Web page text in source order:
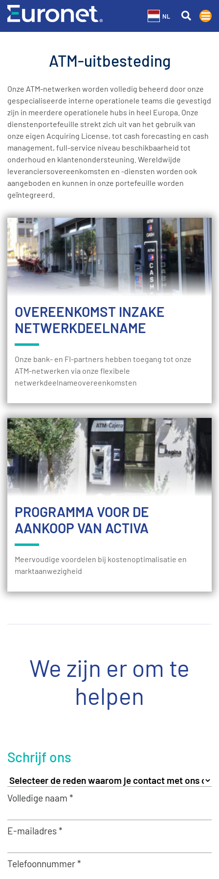
NL
ATM-uitbesteding
Onze ATM-netwerken worden volledig beheerd door onze
gespecialiseerde interne operationele teams die gevestigd
zijn in meerdere operationele hubs in heel Europa. Onze
dienstenportefeuille strekt zich uit van het gebruik van
onze eigen Acquiring License, tot cash forecasting en cash
management, full-service niveau beschikbaarheid tot
onderhoud en klantenondersteuning. Wereldwijde
leveranciersovereenkomsten en -diensten worden ook
aangeboden en kunnen in onze portefeuille worden
geïntegreerd.
OVEREENKOMST INZAKE
NETWERKDEELNAME
Onze bank- en FI-partners hebben toegang tot onze
ATM-netwerken via onze flexibele
netwerkdeelnameovereenkomsten
PROGRAMMA VOOR DE
AANKOOP VAN ACTIVA
Meervoudige voordelen bij kostenoptimalisatie en
marktaanwezigheid
We zijn er om te
helpen
Schrijf ons
Volledige naam *
E-mailadres *
Telefoonnummer *